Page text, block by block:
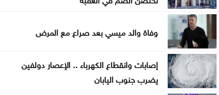
مليوناً
تحذيرات أمنية من مواكب المركبات بالتزامن مع إعلان
نتائج التوجيهي
جيش الاحتلال يواصل نسف المنازل واستهداف خيام
النازحين بغزة
وفاة والد ميسي بعد صراع مع المرض
إصابات وانقطاع الكهرباء .. الإعصار دولفين
يضرب جنوب اليابان